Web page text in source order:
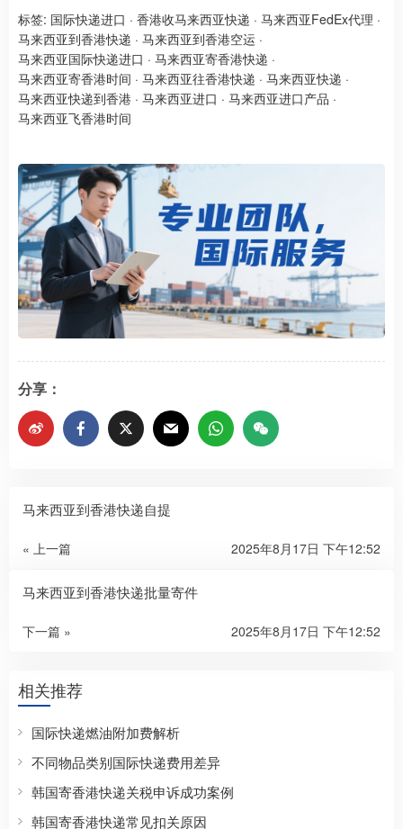
标签: 国际快递进口 · 香港收马来西亚快递 · 马来西亚FedEx代理 ·
马来西亚到香港快递 · 马来西亚到香港空运 ·
马来西亚国际快递进口 · 马来西亚寄香港快递 ·
马来西亚寄香港时间 · 马来西亚往香港快递 · 马来西亚快递 ·
马来西亚快递到香港 · 马来西亚进口 · 马来西亚进口产品 ·
马来西亚飞香港时间
分享：
马来西亚到香港快递自提
« 上一篇 2025年8月17日 下午12:52
马来西亚到香港快递批量寄件
下一篇 » 2025年8月17日 下午12:52
相关推荐
国际快递燃油附加费解析
不同物品类别国际快递费用差异
韩国寄香港快递关税申诉成功案例
韩国寄香港快递常见扣关原因